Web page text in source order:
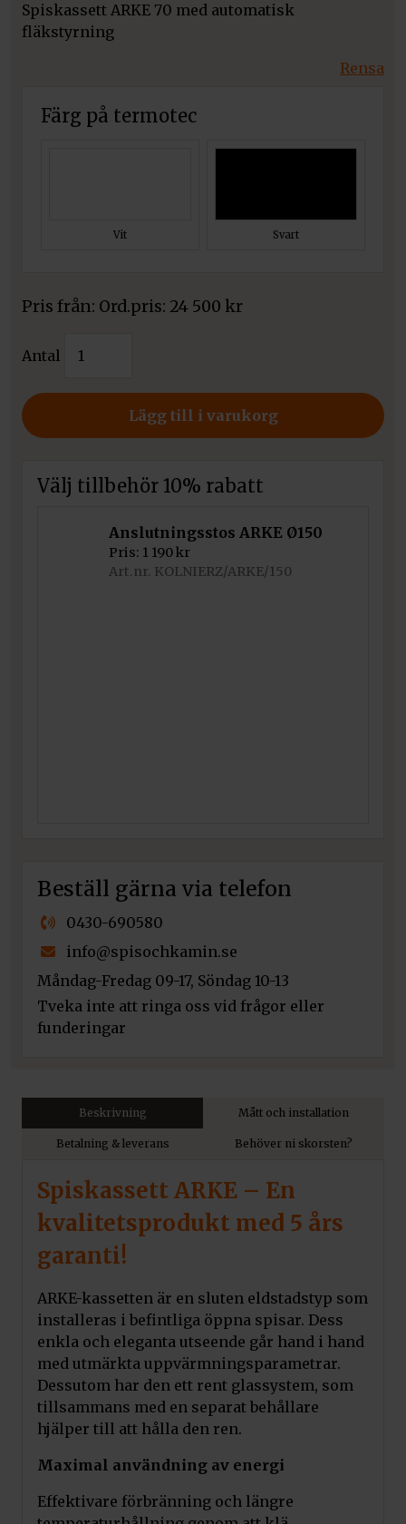
Spiskassett ARKE 70 med automatisk
fläkstyrning
Rensa
Färg på termotec
Vit Svart
Pris från: 24 500 kr
Antal
Spiskassett
Lägg till i varukorg
Välj tillbehör 10% rabatt
Anslutningsstos ARKE Ø150
Pris: 1 190kr
Art.nr. KOLNIERZ/ARKE/150
Beställ gärna via telefon
0430-690580
info@spisochkamin.se
Måndag-Fredag 09-17, Söndag 10-13
Tveka inte att ringa oss vid frågor eller
funderingar
Beskrivning Mått och installation
Betalning & leverans Behöver ni skorsten?
Spiskassett ARKE – En
kvalitetsprodukt med 5 års
garanti!
ARKE-kassetten är en sluten eldstadstyp som
installeras i befintliga öppna spisar. Dess
enkla och eleganta utseende går hand i hand
med utmärkta uppvärmningsparametrar.
Dessutom har den ett rent glassystem, som
tillsammans med en separat behållare
hjälper till att hålla den ren.
Maximal användning av energi
Effektivare förbränning och längre